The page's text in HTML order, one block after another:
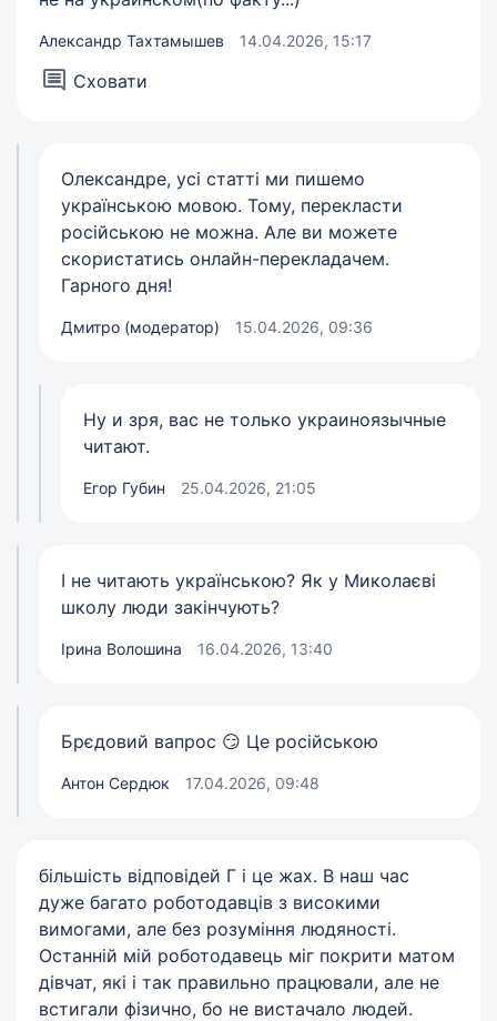
Александр Тахтамышев 14.04.2026, 15:17
Сховати
Олександре, усі статті ми пишемо
українською мовою. Тому, перекласти
російською не можна. Але ви можете
скористатись онлайн-перекладачем.
Гарного дня!
Дмитро (модератор) 15.04.2026, 09:36
Ну и зря, вас не только украиноязычные
читают.
Егор Губин 25.04.2026, 21:05
І не читають українською? Як у Миколаєві
школу люди закінчують?
Ірина Волошина 16.04.2026, 13:40
Брєдовий вапрос 😏 Це російською
Антон Сердюк 17.04.2026, 09:48
більшість відповідей Г і це жах. В наш час
дуже багато роботодавців з високими
вимогами, але без розуміння людяності.
Останній мій роботодавець міг покрити матом
дівчат, які і так правильно працювали, але не
встигали фізично, бо не вистачало людей.